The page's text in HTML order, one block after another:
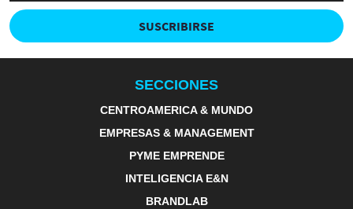
SUSCRIBIRSE
SECCIONES
CENTROAMERICA & MUNDO
EMPRESAS & MANAGEMENT
PYME EMPRENDE
INTELIGENCIA E&N
BRANDLAB